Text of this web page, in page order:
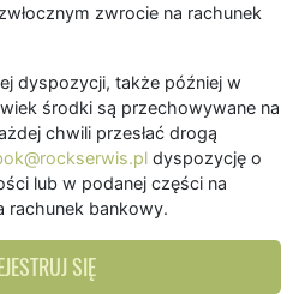
zwrocie na rachunek
dyspozycji, także później w
środki są przechowywane na
chwili przesłać drogą
dyspozycję o
lub w podanej części na
rachunek bankowy.
SIĘ